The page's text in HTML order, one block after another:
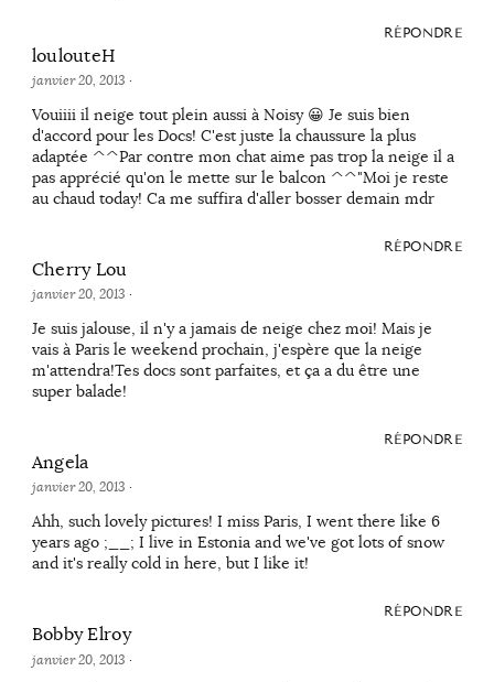
RÉPONDRE
loulouteH
janvier 20, 2013 ·
Vouiiii il neige tout plein aussi à Noisy 😀 Je suis bien
d'accord pour les Docs! C'est juste la chaussure la plus
adaptée ^^Par contre mon chat aime pas trop la neige il a
pas apprécié qu'on le mette sur le balcon ^^"Moi je reste
au chaud today! Ca me suffira d'aller bosser demain mdr
RÉPONDRE
Cherry Lou
janvier 20, 2013 ·
Je suis jalouse, il n'y a jamais de neige chez moi! Mais je
vais à Paris le weekend prochain, j'espère que la neige
m'attendra!Tes docs sont parfaites, et ça a du être une
super balade!
RÉPONDRE
Angela
janvier 20, 2013 ·
Ahh, such lovely pictures! I miss Paris, I went there like 6
years ago ;__; I live in Estonia and we've got lots of snow
and it's really cold in here, but I like it!
RÉPONDRE
Bobby Elroy
janvier 20, 2013 ·